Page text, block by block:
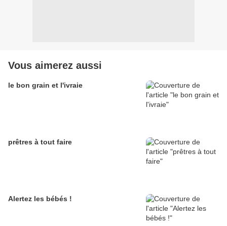
Vous aimerez aussi
le bon grain et l'ivraie
prêtres à tout faire
Alertez les bébés !